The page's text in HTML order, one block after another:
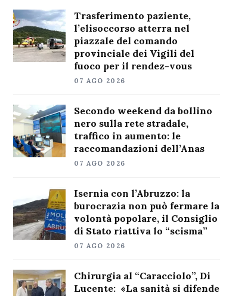
Trasferimento paziente,
l’elisoccorso atterra nel
piazzale del comando
provinciale dei Vigili del
fuoco per il rendez-vous
07 AGO 2026
Secondo weekend da bollino
nero sulla rete stradale,
traffico in aumento: le
raccomandazioni dell’Anas
07 AGO 2026
Isernia con l’Abruzzo: la
burocrazia non può fermare la
volontà popolare, il Consiglio
di Stato riattiva lo “scisma”
07 AGO 2026
Chirurgia al “Caracciolo”, Di
Lucente: «La sanità si difende